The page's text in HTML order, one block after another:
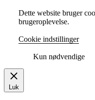
Dette website bruger
brugeroplevelse.
Cookie indstillinger
Kun nødvendige
Luk